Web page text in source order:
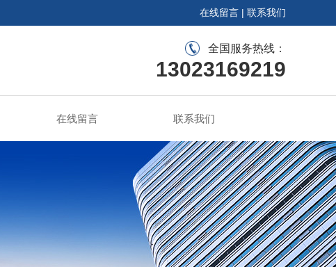
在线留言 | 联系我们
全国服务热线：
13023169219
在线留言 联系我们